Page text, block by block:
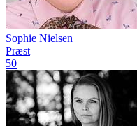
Sophie Nielsen
Præst
50